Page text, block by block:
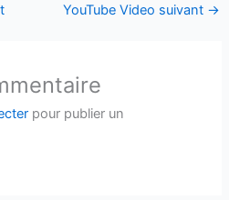
YouTube Video suivant →
pour publier un